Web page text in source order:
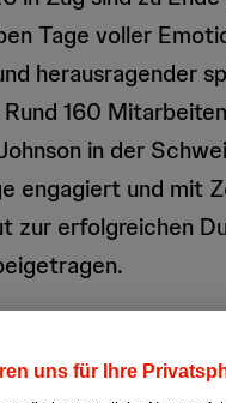
Tage voller
herausragender
160
in der
engagiert und mit
zur erfolgreichen
uns für Ihre